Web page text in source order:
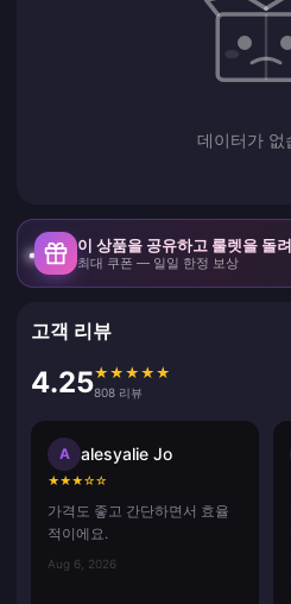
데이터가 없
이 상품을 공유하고 룰렛을 돌
최대 쿠폰 — 일일 한정 보상
고객 리뷰
4.25★ ★ ★ ★ ★
808 리뷰
A alesyalie Jo
★★★☆☆
가격도 좋고 간단하면서 효율
적이에요.
Aug 6, 2026